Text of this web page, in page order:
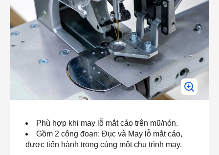
Phù hợp khi may lỗ mắt cáo trên mũ/nón.
Gồm 2 công đoạn: Đục và May lỗ mắt cáo,
được tiến hành trong cùng một chu trình may.